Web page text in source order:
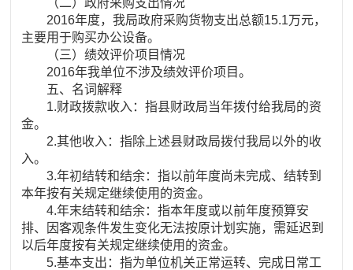
2016年度，我局政府采购货物支出总额15.1万元，
主要用于购买办公设备。
（三）绩效评价项目情况
2016年我单位不涉及绩效评价项目。
五、名词解释
1.财政拨款收入：指县财政局当年拨付给我局的资
金。
2.其他收入：指除上述县财政局拨付我局以外的收
入。
3.年初结转和结余：指以前年度尚未完成、结转到
本年按有关规定继续使用的资金。
4.年末结转和结余：指本年度或以前年度预算安
排、因客观条件发生变化无法按原计划实施，需延迟到
以后年度按有关规定继续使用的资金。
5.基本支出：指为单位机关正常运转、完成日常工